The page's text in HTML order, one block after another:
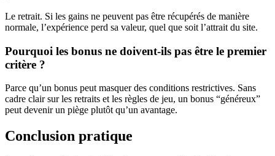
Le retrait. Si les gains ne peuvent pas être récupérés de manière
normale, l’expérience perd sa valeur, quel que soit l’attrait du site.
Pourquoi les bonus ne doivent-ils pas être le premier
critère ?
Parce qu’un bonus peut masquer des conditions restrictives. Sans
cadre clair sur les retraits et les règles de jeu, un bonus “généreux”
peut devenir un piège plutôt qu’un avantage.
Conclusion pratique